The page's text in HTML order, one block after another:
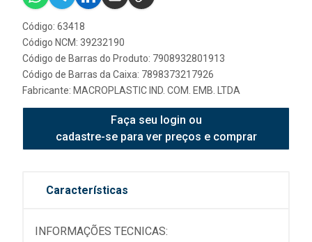
Código: 63418
Código NCM: 39232190
Código de Barras do Produto: 7908932801913
Código de Barras da Caixa: 7898373217926
Fabricante: MACROPLASTIC IND. COM. EMB. LTDA
Faça seu login ou
cadastre-se para ver preços e comprar
Características
INFORMAÇÕES TECNICAS: